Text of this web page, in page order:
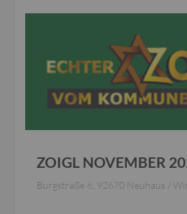
ZOIGL NOVEMBER
Burgstraße 6, 92670 Neuhaus /